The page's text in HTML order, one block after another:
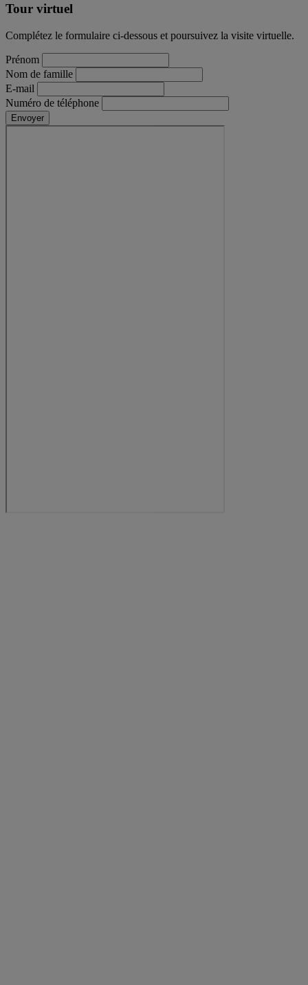
Tour virtuel
Complétez le formulaire ci-dessous et poursuivez la visite virtuelle.
Prénom
Nom de famille
E-mail
Numéro de téléphone